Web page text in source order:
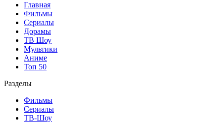
Главная
Фильмы
Сериалы
Дорамы
ТВ Шоу
Мультики
Аниме
Топ 50
Разделы
Фильмы
Сериалы
ТВ-Шоу